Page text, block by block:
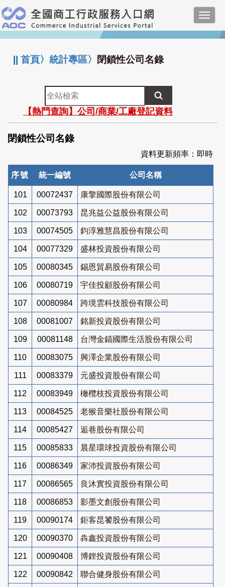
跳
到
主
要
:::
||首頁〉統計專區〉 閉鎖性公司名錄
全
站
檢
索
【熱門查詢】公司/商業/工廠登記資料
閉鎖性公司名錄
資料更新頻率：即時
序號 統一編號 公司名稱
101 00072437 康擎國際股份有限公司
102 00073793 昆兆益公益股份有限公司
103 00074505 鈞淳雅慧昌股份有限公司
104 00077329 盛林投資股份有限公司
105 00080345 錫恩貿易股份有限公司
106 00080719 宇佳投顧股份有限公司
107 00080984 跨境雲科技股份有限公司
108 00081007 銘新投資股份有限公司
109 00081148 台灣金錨國際生活股份有限公司
110 00083075 興澤企業股份有限公司
111 00083379 元盛投資股份有限公司
112 00083949 橄欖枝投資股份有限公司
113 00084525 老猴音樂社股份有限公司
114 00085427 逅巷股份有限公司
115 00085833 晨星環球投資股份有限公司
116 00086349 家沛投資股份有限公司
117 00086565 良沐實投資股份有限公司
118 00086853 影墨文創股份有限公司
119 00090174 鉅客昆饕股份有限公司
120 00090370 犇鑫投資股份有限公司
121 00090408 博鋰投資股份有限公司
122 00090842 聯合健身股份有限公司